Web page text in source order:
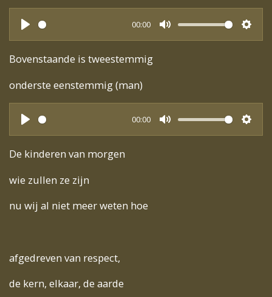
P
l
y
00:00
M
S
i
n
g
Bovenstaande is tweestemmig
onderste eenstemmig (man)
P
l
y
00:00
M
S
De kinderen van morgen
wie zullen ze zijn
nu wij al niet meer weten hoe
afgedreven van respect,
de kern, elkaar, de aarde